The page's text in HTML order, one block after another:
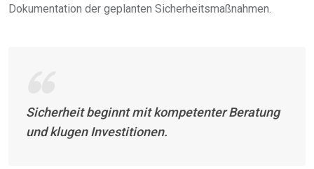
Dokumentation der geplanten Sicherheitsmaßnahmen.
Sicherheit beginnt mit kompetenter Beratung
und klugen Investitionen.